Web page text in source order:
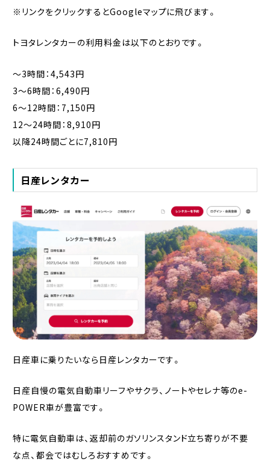
※リンクをクリックするとGoogleマップに飛びます。
トヨタレンタカーの利用料金は以下のとおりです。
〜3時間：4,543円
3〜6時間：6,490円
6〜12時間：7,150円
12〜24時間：8,910円
以降24時間ごとに7,810円
日産レンタカー
日産車に乗りたいなら日産レンタカーです。
日産自慢の電気自動車リーフやサクラ、ノートやセレナ等のe-
POWER車が豊富です。
特に電気自動車は、返却前のガソリンスタンド立ち寄りが不要
な点、都会ではむしろおすすめです。